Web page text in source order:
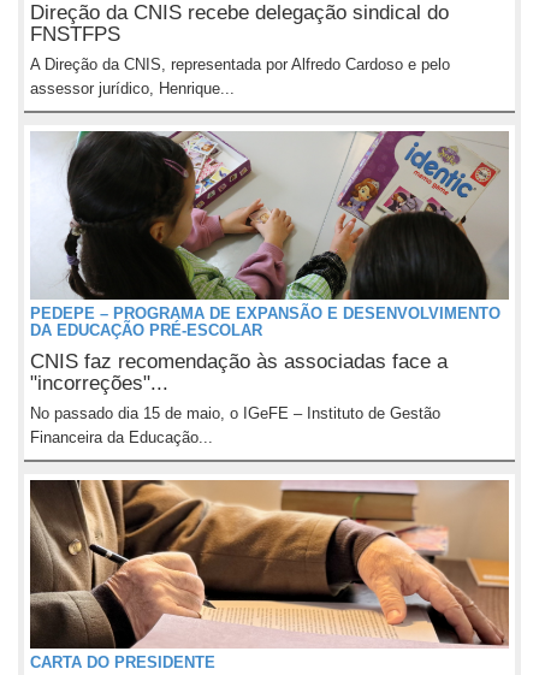
Direção da CNIS recebe delegação sindical do
FNSTFPS
A Direção da CNIS, representada por Alfredo Cardoso e pelo
assessor jurídico, Henrique...
PEDEPE – PROGRAMA DE EXPANSÃO E DESENVOLVIMENTO
DA EDUCAÇÃO PRÉ-ESCOLAR
CNIS faz recomendação às associadas face a
"incorreções"...
No passado dia 15 de maio, o IGeFE – Instituto de Gestão
Financeira da Educação...
CARTA DO PRESIDENTE